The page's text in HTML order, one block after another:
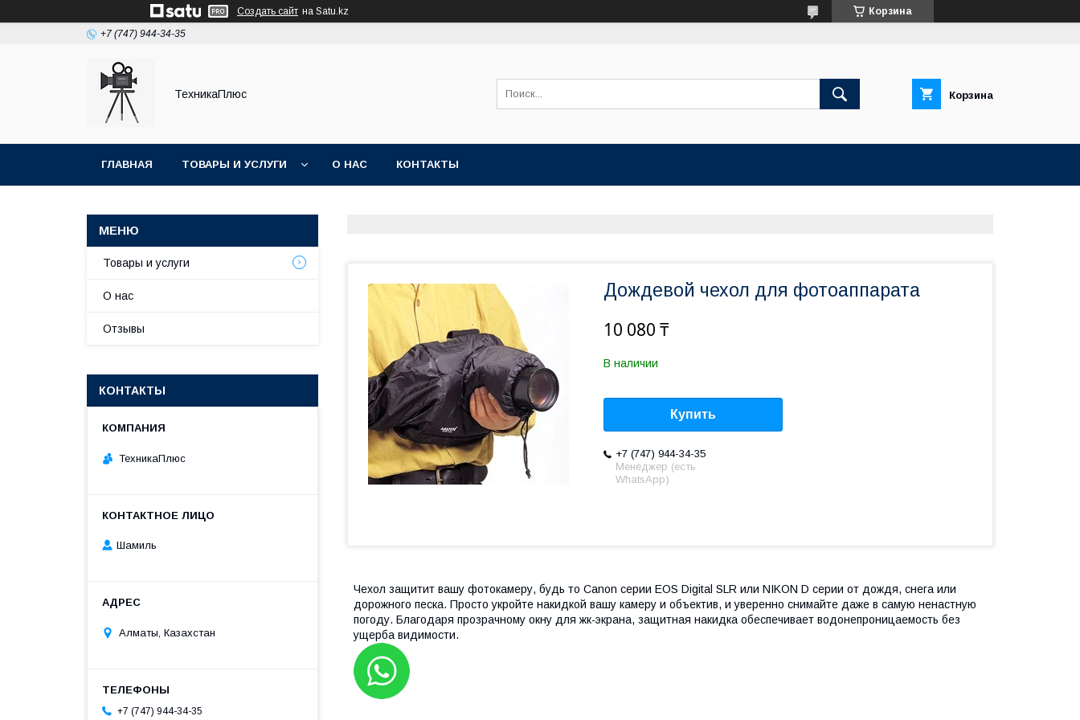
Создать сайт на Satu.kz Корзина
+7 (747) 944-34-35
ТехникаПлюс Корзина
ГЛАВНАЯ ТОВАРЫ И УСЛУГИ О НАС КОНТАКТЫ
Дождевой чехол для фотоаппарата
10 080 ₸
В наличии
Купить
+7 (747) 944-34-35
Менеджер (есть
WhatsApp)
Чехол защитит вашу фотокамеру, будь то Canon серии EOS Digital SLR или NIKON D серии от дождя, снега или
дорожного песка. Просто укройте накидкой вашу камеру и объектив, и уверенно снимайте даже в самую ненастную
погоду. Благодаря прозрачному окну для жк-экрана, защитная накидка обеспечивает водонепроницаемость без
ущерба видимости.
Товары и услуги
О нас
Отзывы
КОНТАКТЫ
ТехникаПлюс
Шамиль
Алматы, Казахстан
+7 (747) 944-34-35